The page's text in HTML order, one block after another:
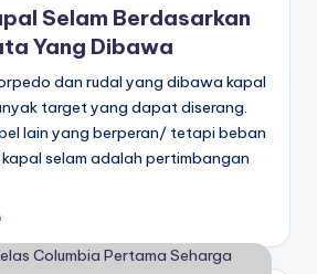
Selam Berdasarkan
Yang Dibawa
dan rudal yang dibawa kapal
target yang dapat diserang.
lain yang berperan/ tetapi beban
kapal selam adalah pertimbangan